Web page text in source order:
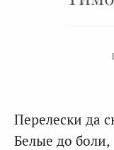
Перелески да
Белые до боли,